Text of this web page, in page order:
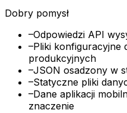
Dobry pomysł
–Odpowiedzi API
–Pliki konfiguracyjne
produkcyjnych
–JSON osadzony w
–Statyczne pliki
–Dane aplikacji
znaczenie